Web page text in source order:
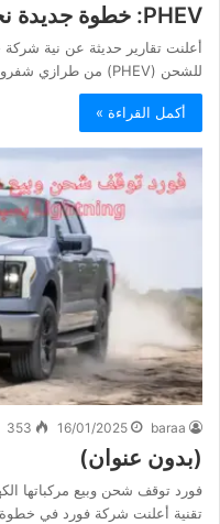
PHEV: خطوة جديدة نحو المستقبل الهجين
أعلنت تقارير حديثة عن نية شركة
للشحن (PHEV) من طرازي شفروليه سلفرادو وجي إم…
أكمل القراءة »
baraa
16/01/2025
353
(بدون عنوان)
تقنية أعلنت شركة فورد في